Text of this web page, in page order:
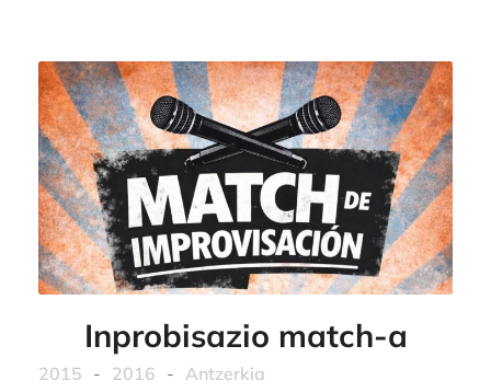
Inprobisazio match-a
2015 - 2016 - Antzerkia